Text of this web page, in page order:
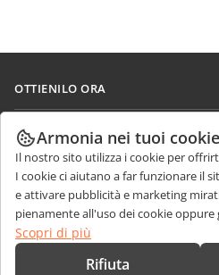
OTTIENILO ORA
Docs
DocSpace
Workspace
Connettori
App desktop
COLLABORA
Per i contributori
Per i traduttori
Per gli influencer
Offerte di lavoro
RICEVI NOTIZIE
Blog
RICEVI AIUTO
Forum
CONTATTACI
Armonia nei tuoi cookie
Il nostro sito utilizza i cookie per
I cookie ci aiutano a far funzionare il
e attivare pubblicità e marketing
pienamente all'uso dei cookie oppure
Scopri di più
Rifiuta